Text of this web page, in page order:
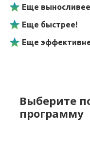
Еще
Еще быстрее!
Еще
Выберите
программу